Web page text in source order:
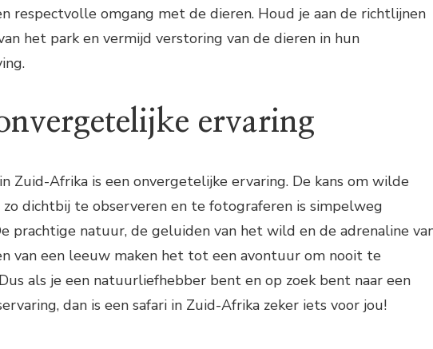
respectvolle omgang met de dieren. Houd je aan de richtlijnen
het park en vermijd verstoring van de dieren in hun
ervaring
Zuid-Afrika is een onvergetelijke ervaring. De kans om wilde
zo dichtbij te observeren en te fotograferen is simpelweg
prachtige natuur, de geluiden van het wild en de adrenaline
van een leeuw maken het tot een avontuur om nooit te
als je een natuurliefhebber bent en op zoek bent naar een
dan is een safari in Zuid-Afrika zeker iets voor jou!